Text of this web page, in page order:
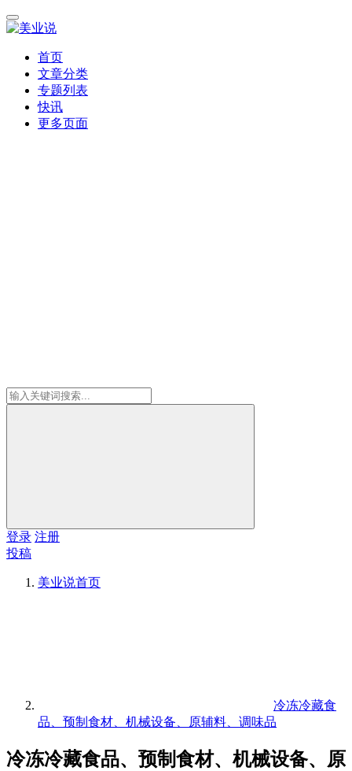
首页
文章分类
专题列表
快讯
更多页面
登录 注册
投稿
美业说首页
冷冻冷藏食
品、预制食材、机械设备、原辅料、调味品
冷冻冷藏食品、预制食材、机械设备、原